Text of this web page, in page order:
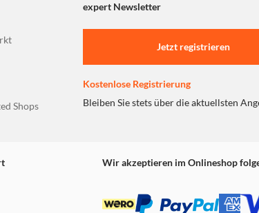
expert Newsletter
Shops
Jetzt registrieren
Kostenlose Registrierung
Bleiben Sie stets über die aktuellsten
Wir akzeptieren im Onlineshop